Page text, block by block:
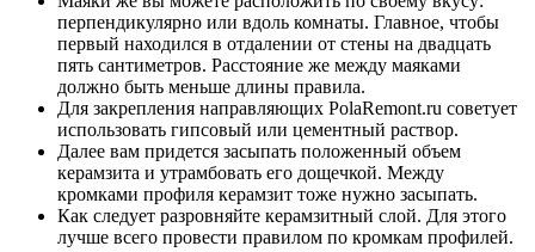
перпендикулярно или вдоль комнаты. Главное, чтобы
первый находился в отдалении от стены на двадцать
пять сантиметров. Расстояние же между маяками
должно быть меньше длины правила.
Для закрепления направляющих PolaRemont.ru советует
использовать гипсовый или цементный раствор.
Далее вам придется засыпать положенный объем
керамзита и утрамбовать его дощечкой. Между
кромками профиля керамзит тоже нужно засыпать.
Как следует разровняйте керамзитный слой. Для этого
лучше всего провести правилом по кромкам профилей.